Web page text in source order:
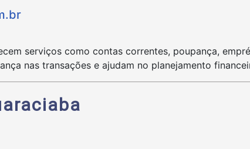
serviços como contas correntes, poupança,
nas transações e ajudam no planejamento